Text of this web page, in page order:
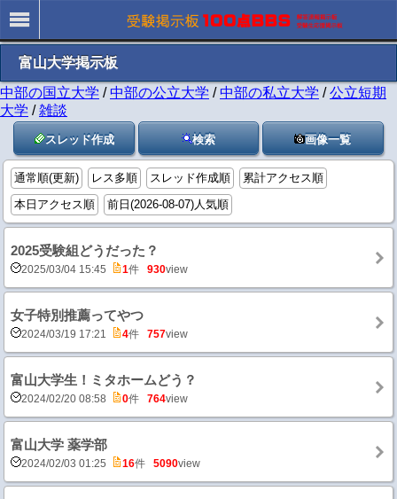
富山大学掲示板
中部の国立大学 /中部の公立大学 /中部の私立大学 /公立短期
大学 /雑談
スレッド作成 検索 画像一覧
通常順(更新) レス多順 スレッド作成順
累計アクセス順
本日アクセス順
前日(2026-08-07)人気順
2025受験組どうだった？
2025/03/04 15:45 1件 930view
女子特別推薦ってやつ
2024/03/19 17:21 4件 757view
富山大学生！ミタホームどう？
2024/02/20 08:58 0件 764view
富山大学 薬学部
2024/02/03 01:25 16件 5090view